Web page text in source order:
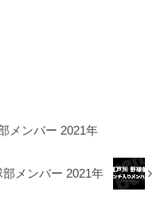
メンバー 2021年
部メンバー 2021年